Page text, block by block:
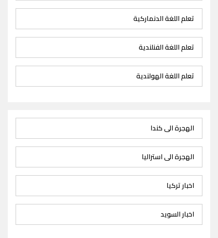
تعلم اللغة الدنماركية
تعلم اللغة الفنلندية
تعلم اللغة الهولندية
الهجرة الى كندا
الهجرة الى استراليا
اخبار تركيا
اخبار السويد